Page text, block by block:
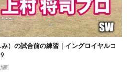
）の試合前の練習｜イングロイヤルコ
画